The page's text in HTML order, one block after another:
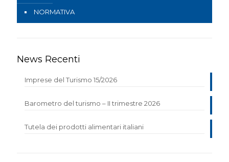
NORMATIVA
News Recenti
Imprese del Turismo 15/2026
Barometro del turismo – II trimestre 2026
Tutela dei prodotti alimentari italiani